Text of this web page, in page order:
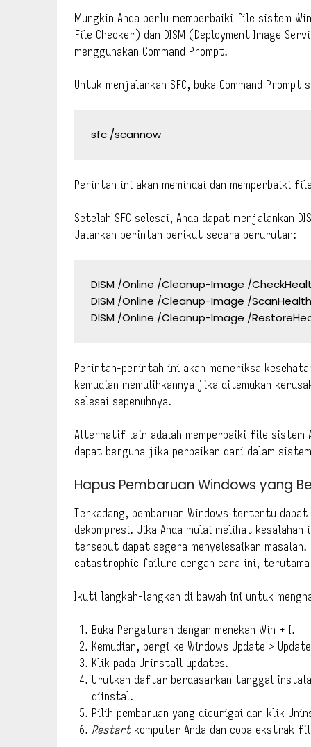
Mungkin Anda perlu memperbaiki file sistem
File Checker) dan DISM (Deployment Image
menggunakan Command Prompt.
Untuk menjalankan SFC, buka Command
sfc /scannow
Perintah ini akan memindai dan memperbaiki
Setelah SFC selesai, Anda dapat menjalankan
Jalankan perintah berikut secara berurutan:
DISM /Online /Cleanup-Image /
DISM /Online /Cleanup-Image /ScanHealth
DISM /Online /Cleanup-Image /
Perintah-perintah ini akan memeriksa
kemudian memulihkannya jika ditemukan
selesai sepenuhnya.
Alternatif lain adalah memperbaiki file sistem
dapat berguna jika perbaikan dari dalam
Hapus Pembaruan Windows yang
Terkadang, pembaruan Windows tertentu dapat
dekompresi. Jika Anda mulai melihat
tersebut dapat segera menyelesaikan
catastrophic failure dengan cara ini,
Ikuti langkah-langkah di bawah ini untuk
Buka Pengaturan dengan menekan Win + I.
Kemudian, pergi ke Windows Update >
Klik pada Uninstall updates.
Urutkan daftar berdasarkan tanggal
diinstal.
Pilih pembaruan yang dicurigai dan klik
Restartkomputer Anda dan coba ekstrak